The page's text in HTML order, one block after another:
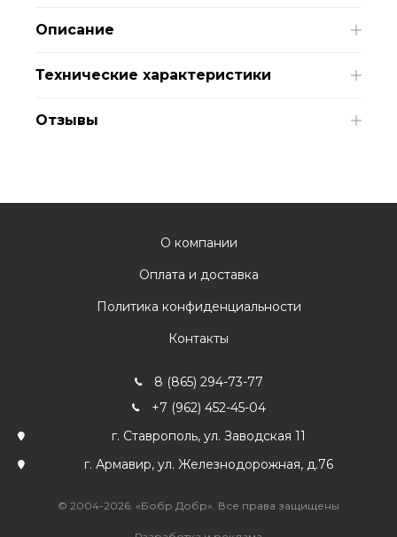
Описание
Технические характеристики
Отзывы
О компании
Оплата и доставка
Политика конфиденциальности
Контакты
8 (865) 294-73-77
+7 (962) 452-45-04
г. Ставрополь, ул. Заводская 11
г. Армавир, ул. Железнодорожная, д.76
© 2004-2026. «Бобр Добр». Все права защищены